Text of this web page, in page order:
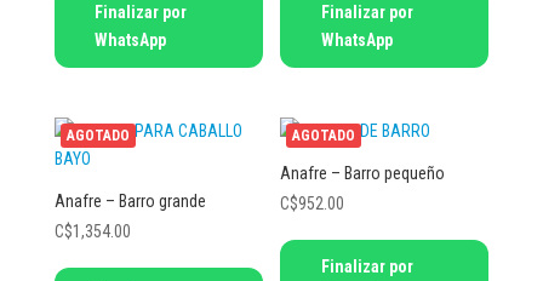
Finalizar por
WhatsApp
Finalizar por
WhatsApp
AGOTADO
Anafre – Barro grande
C$1,354.00
AGOTADO
Anafre – Barro pequeño
C$952.00
Finalizar por